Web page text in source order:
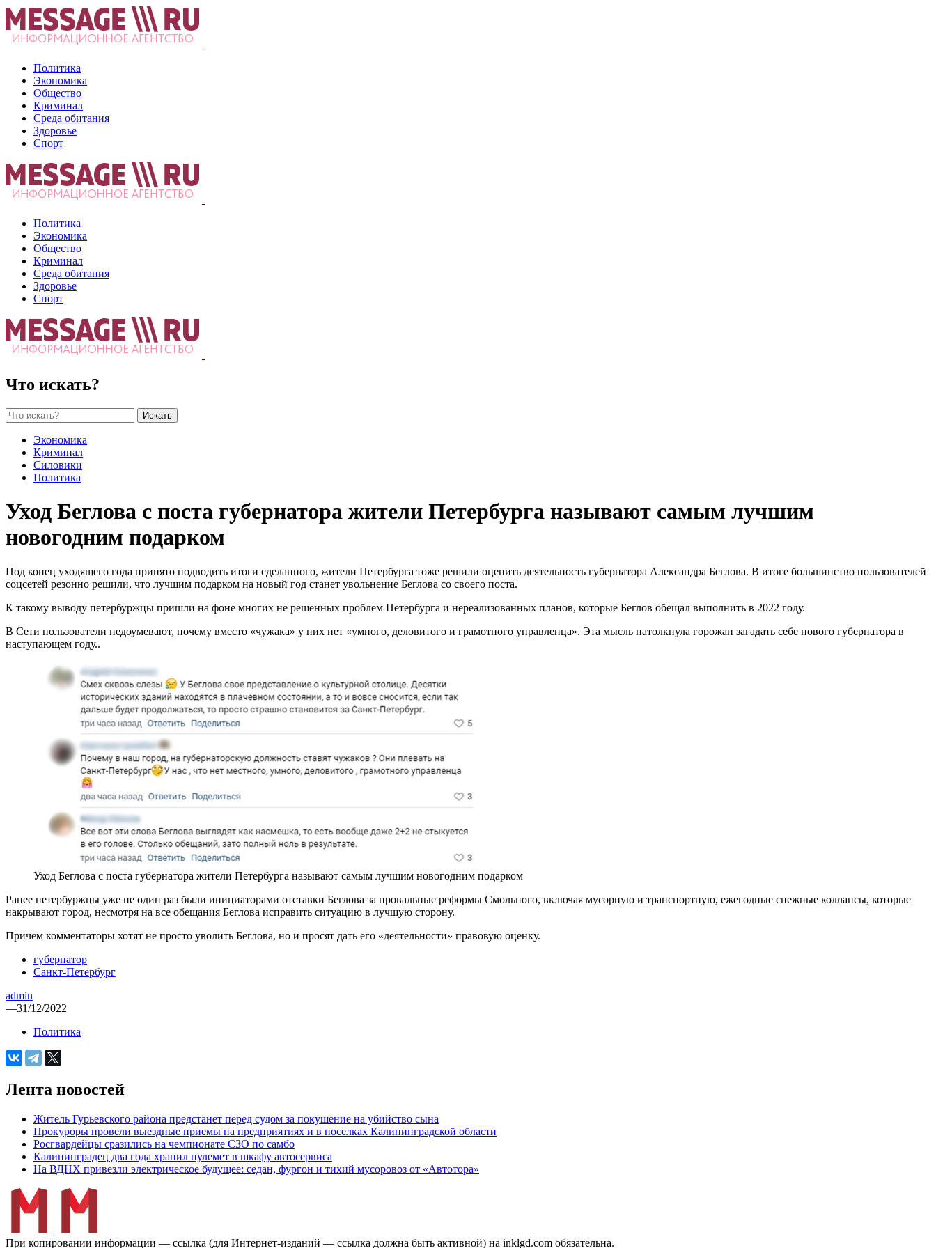
Политика
Экономика
Общество
Криминал
Среда обитания
Здоровье
Спорт
Политика
Экономика
Общество
Криминал
Среда обитания
Здоровье
Спорт
Что искать?
Искать
Экономика
Криминал
Силовики
Политика
Уход Беглова с поста губернатора жители Петербурга называют самым лучшим
новогодним подарком
Под конец уходящего года принято подводить итоги сделанного, жители Петербурга тоже решили оценить деятельность губернатора Александра Беглова. В итоге большинство пользователей
соцсетей резонно решили, что лучшим подарком на новый год станет увольнение Беглова со своего поста.
К такому выводу петербуржцы пришли на фоне многих не решенных проблем Петербурга и нереализованных планов, которые Беглов обещал выполнить в 2022 году.
В Сети пользователи недоумевают, почему вместо «чужака» у них нет «умного, деловитого и грамотного управленца». Эта мысль натолкнула горожан загадать себе нового губернатора в
наступающем году..
Уход Беглова с поста губернатора жители Петербурга называют самым лучшим новогодним подарком
Ранее петербуржцы уже не один раз были инициаторами отставки Беглова за провальные реформы Смольного, включая мусорную и транспортную, ежегодные снежные коллапсы, которые
накрывают город, несмотря на все обещания Беглова исправить ситуацию в лучшую сторону.
Причем комментаторы хотят не просто уволить Беглова, но и просят дать его «деятельности» правовую оценку.
губернатор
Санкт-Петербург
admin
—31/12/2022
Политика
Лента новостей
Житель Гурьевского района предстанет перед судом за покушение на убийство сына
Прокуроры провели выездные приемы на предприятиях и в поселках Калининградской области
Росгвардейцы сразились на чемпионате СЗО по самбо
Калининградец два года хранил пулемет в шкафу автосервиса
На ВДНХ привезли электрическое будущее: седан, фургон и тихий мусоровоз от «Автотора»
При копировании информации — ссылка (для Интернет-изданий — ссылка должна быть активной) на inklgd.com обязательна.